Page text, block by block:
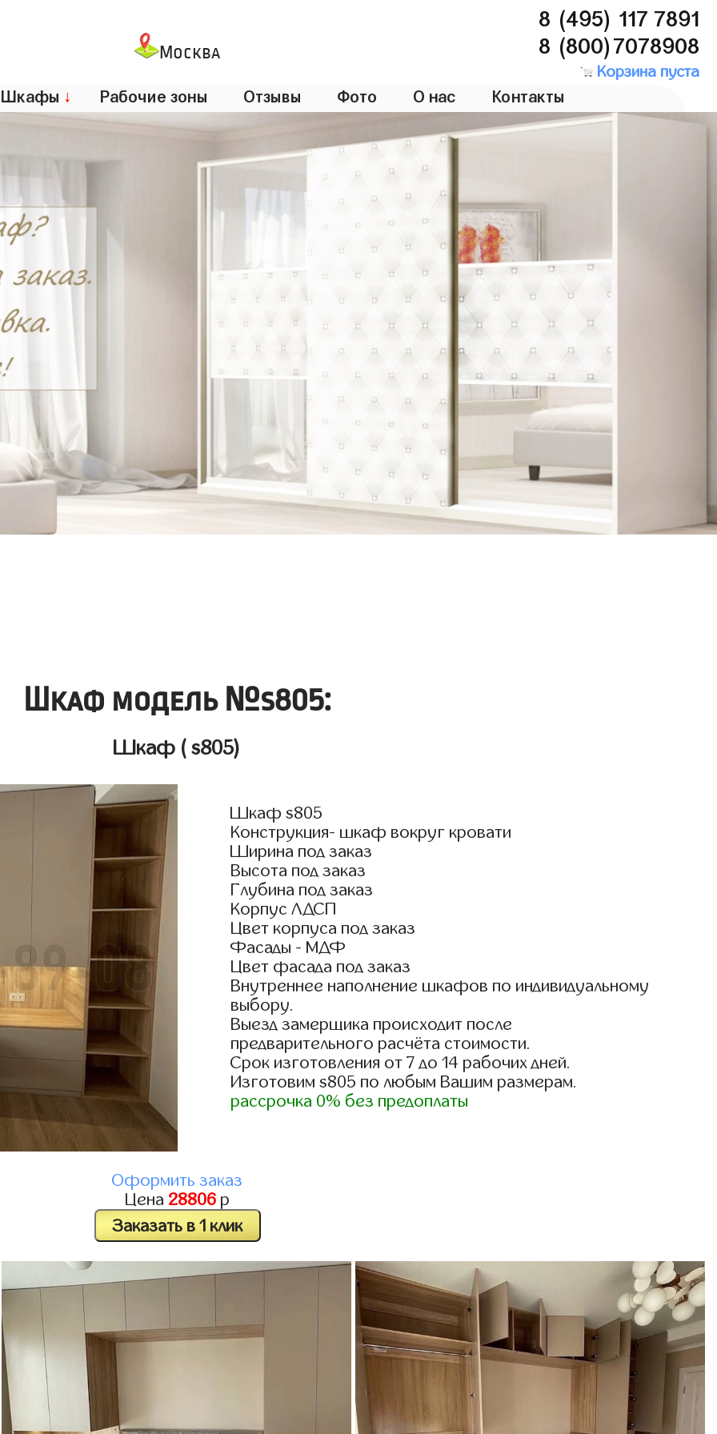
Москва
8 (495) 117 7891
8 (800)7078908
Корзина пуста
↓ Рабочие зоны Отзывы Фото О нас Контакты
Шкаф модель №s805:
Шкаф ( s805)
Шкаф s805
Конструкция- шкаф вокруг кровати
Ширина под заказ
Высота под заказ
Глубина под заказ
Корпус ЛДСП
Цвет корпуса под заказ
Фасады - МДФ
Цвет фасада под заказ
Внутреннее наполнение шкафов по индивидуальному
выбору.
Выезд замерщика происходит после
предварительного расчёта стоимости.
Срок изготовления от 7 до 14 рабочих дней.
Изготовим s805 по любым Вашим размерам.
рассрочка 0% без предоплаты
Оформить заказ
Цена 28806 р
Заказать в 1 клик